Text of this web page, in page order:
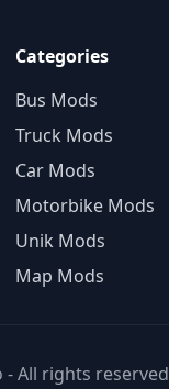
Categories
Bus Mods
Truck Mods
Car Mods
Motorbike Mods
Unik Mods
Map Mods
All rights reserved